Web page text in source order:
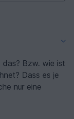
das? Bzw. wie ist
Dass es je
nur eine